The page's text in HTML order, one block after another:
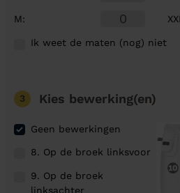
M: XXL
Ik weet de maten (nog) niet
3 Kies bewerking(en)
Geen bewerkingen
8. Op de broek linksvoor
9. Op de broek
linksachter